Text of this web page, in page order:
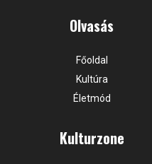
Olvasás
Főoldal
Kultúra
Életmód
Kulturzone